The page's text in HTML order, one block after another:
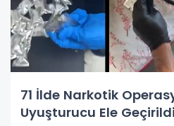
71 İlde Narkotik
Uyuşturucu Ele Geçirildi